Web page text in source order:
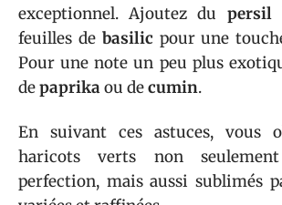
exceptionnel. Ajoutez du persil
feuilles de basilic pour une
Pour une note un peu plus
depaprikaou decumin.
En suivant ces astuces, vous
haricots verts non
perfection, mais aussi sublimés